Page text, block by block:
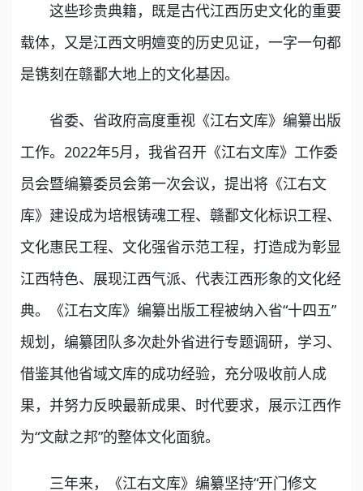
这些珍贵典籍，既是古代江西历史文化的重要
载体，又是江西文明嬗变的历史见证，一字一句都
是镌刻在赣鄱大地上的文化基因。
省委、省政府高度重视《江右文库》编纂出版
工作。2022年5月，我省召开《江右文库》工作委
员会暨编纂委员会第一次会议，提出将《江右文
库》建设成为培根铸魂工程、赣鄱文化标识工程、
文化惠民工程、文化强省示范工程，打造成为彰显
江西特色、展现江西气派、代表江西形象的文化经
典。《江右文库》编纂出版工程被纳入省“十四五”
规划，编纂团队多次赴外省进行专题调研，学习、
借鉴其他省域文库的成功经验，充分吸收前人成
果，并努力反映最新成果、时代要求，展示江西作
为“文献之邦”的整体文化面貌。
三年来，《江右文库》编纂坚持“开门修文